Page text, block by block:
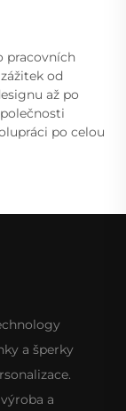
pracovních
od
až po
po celou
a šperky
a